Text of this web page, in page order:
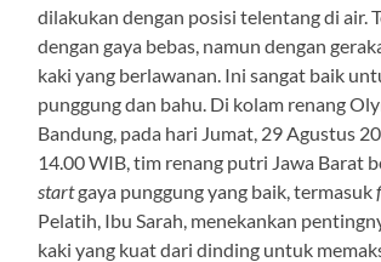
dilakukan dengan posisi telentang di air.
dengan gaya bebas, namun dengan
kaki yang berlawanan. Ini sangat baik
punggung dan bahu. Di kolam renang
Bandung, pada hari Jumat, 29 Agustus
14.00 WIB, tim renang putri Jawa Barat
startgaya punggung yang baik, termasuk
Pelatih, Ibu Sarah, menekankan
kaki yang kuat dari dinding untuk